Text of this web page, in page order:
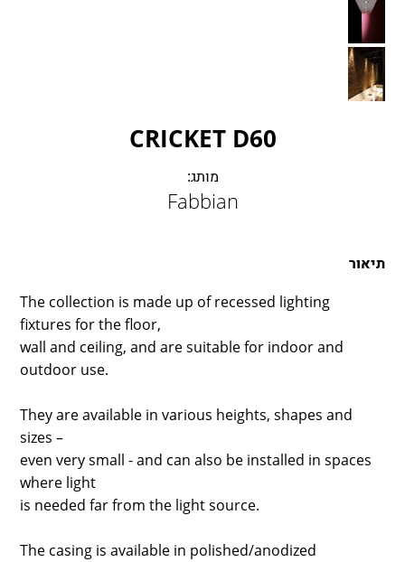
TOBIAS GRAU
CRICKET D60
מותג:
Fabbian
תיאור
The collection is made up of recessed lighting
fixtures for the floor,
wall and ceiling, and are suitable for indoor and
outdoor use.
They are available in various heights, shapes and
sizes –
even very small - and can also be installed in spaces
where light
is needed far from the light source.
The casing is available in polished/anodized